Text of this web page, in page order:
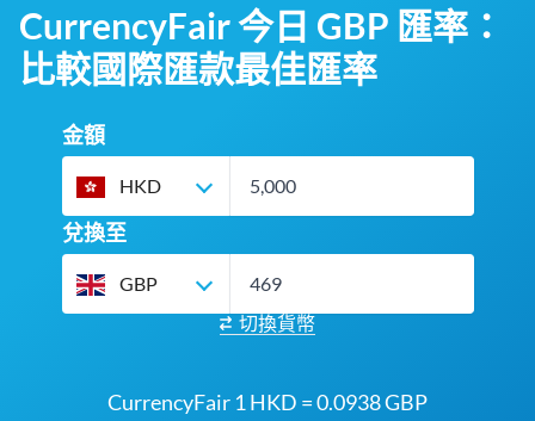
CurrencyFair 今日 GBP 匯率：
比較國際匯款最佳匯率
金額
HKD
兌換至
GBP
切換貨幣
CurrencyFair 1 HKD = 0.0938 GBP